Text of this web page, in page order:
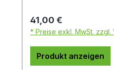
Regulärer Preis:
41,00 €
* Preise exkl. MwSt. zzgl.
Produkt anzeigen